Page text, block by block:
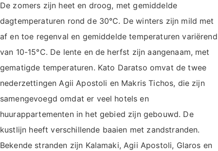
De zomers zijn heet en droog, met gemiddelde
dagtemperaturen rond de 30°C. De winters zijn mild met
af en toe regenval en gemiddelde temperaturen variërend
van 10-15°C. De lente en de herfst zijn aangenaam, met
gematigde temperaturen. Kato Daratso omvat de twee
nederzettingen Agii Apostoli en Makris Tichos, die zijn
samengevoegd omdat er veel hotels en
huurappartementen in het gebied zijn gebouwd. De
kustlijn heeft verschillende baaien met zandstranden.
Bekende stranden zijn Kalamaki, Agii Apostoli, Glaros en